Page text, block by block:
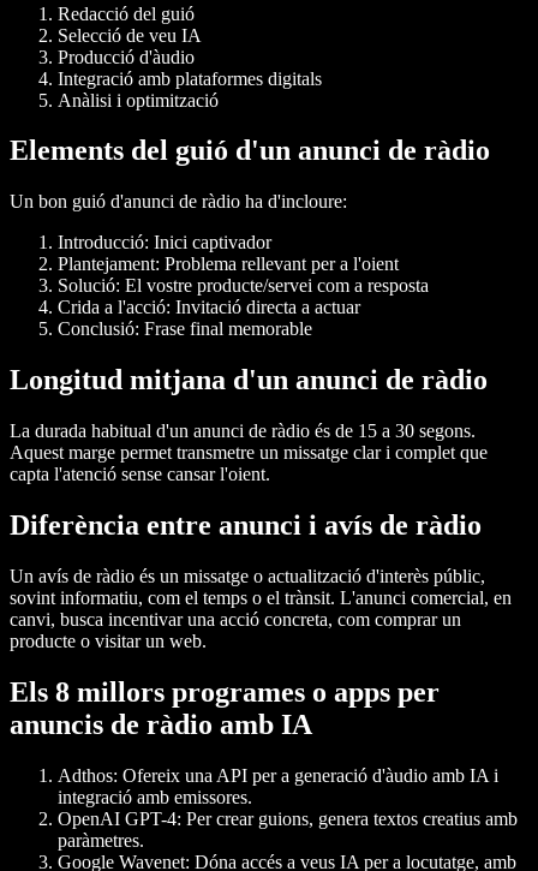
Redacció del guió
Selecció de veu IA
Producció d'àudio
Integració amb plataformes digitals
Anàlisi i optimització
Elements del guió d'un anunci de ràdio
Un bon guió d'anunci de ràdio ha d'incloure:
Introducció: Inici captivador
Plantejament: Problema rellevant per a l'oient
Solució: El vostre producte/servei com a resposta
Crida a l'acció: Invitació directa a actuar
Conclusió: Frase final memorable
Longitud mitjana d'un anunci de ràdio
La durada habitual d'un anunci de ràdio és de 15 a 30 segons.
Aquest marge permet transmetre un missatge clar i complet que
capta l'atenció sense cansar l'oient.
Diferència entre anunci i avís de ràdio
Un avís de ràdio és un missatge o actualització d'interès públic,
sovint informatiu, com el temps o el trànsit. L'anunci comercial, en
canvi, busca incentivar una acció concreta, com comprar un
producte o visitar un web.
Els 8 millors programes o apps per
anuncis de ràdio amb IA
Adthos: Ofereix una API per a generació d'àudio amb IA i
integració amb emissores.
OpenAI GPT-4: Per crear guions, genera textos creatius amb
paràmetres.
Google Wavenet: Dóna accés a veus IA per a locutatge, amb